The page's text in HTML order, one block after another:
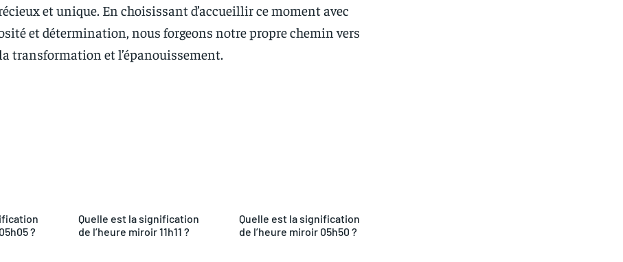
et unique. En choisissant d’accueillir ce moment avec
et détermination, nous forgeons notre propre chemin vers
transformation et l’épanouissement.
?
Quelle est la signification
de l’heure miroir 11h11 ?
Quelle est la signification
de l’heure miroir 05h50 ?